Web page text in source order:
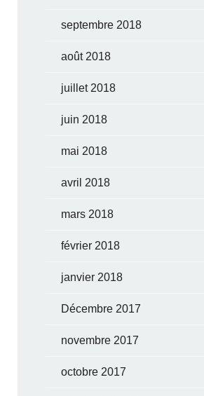
septembre 2018
août 2018
juillet 2018
juin 2018
mai 2018
avril 2018
mars 2018
février 2018
janvier 2018
Décembre 2017
novembre 2017
octobre 2017